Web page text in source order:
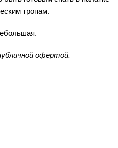
тропам.
офертой.